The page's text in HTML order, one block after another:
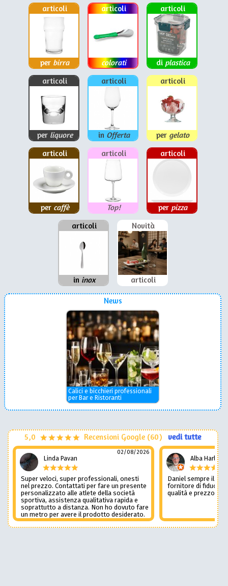
articoli
per birra
articoli
colorati
articoli
di plastica
articoli
per liquore
articoli
in Offerta
articoli
per gelato
articoli
per caffè
articoli
Top!
articoli
per pizza
articoli
in inox
Novità
articoli
News
Calici e bicchieri professionali
per Bar e Ristoranti
5,0 Recensioni Google (60) vedi tutte
Linda Pavan
02/08/2026
Super veloci, super professionali, onesti
nel prezzo. Contattati per fare un presente
personalizzato alle atlete della società
sportiva, assistenza qualitativa rapida e
soprattutto a distanza. Non ho dovuto fare
un metro per avere il prodotto desiderato.
Una assistenza del genere è rara e
preziosa. Credo li contatterò ancora in
Alba Harley
Daniel sempre il
fornitore di fiducia
qualità e prezzo